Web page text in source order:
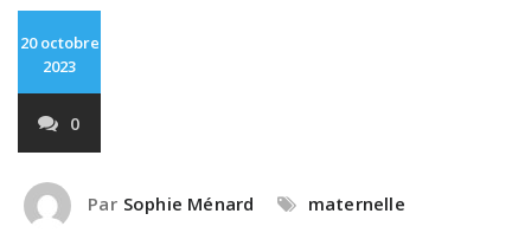
20 octobre
2023
0
Par Sophie Ménard maternelle